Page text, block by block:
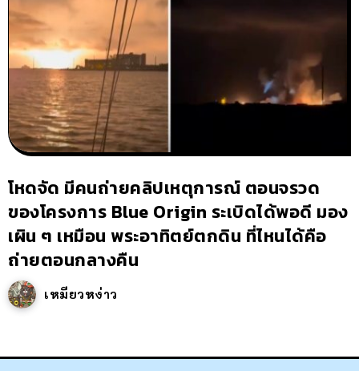
โหดจัด มีคนถ่ายคลิปเหตุการณ์ ตอนจรวด
ของโครงการ Blue Origin ระเบิดได้พอดี มอง
เผิน ๆ เหมือน พระอาทิตย์ตกดิน ที่ไหนได้คือ
ถ่ายตอนกลางคืน
เหมียวหง่าว